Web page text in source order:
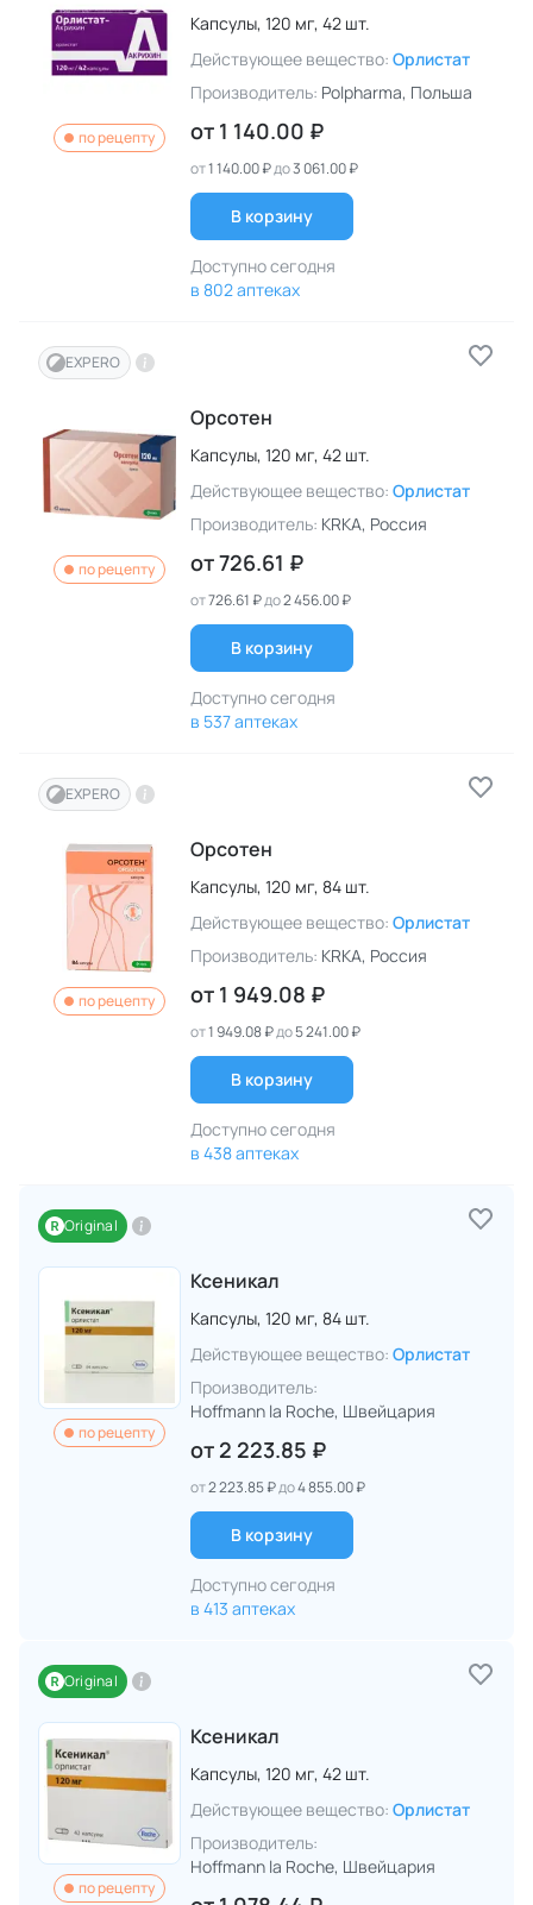
по рецепту
Капсулы, 120 мг, 42 шт.
Действующее вещество: Орлистат
Производитель: Polpharma, Польша
от 1 140.00 ₽
от1 140.00 ₽до3 061.00 ₽
В корзину
Доступно сегодня
в 802 аптеках
EXPERO
по рецепту
Орсотен
Капсулы, 120 мг, 42 шт.
Действующее вещество: Орлистат
Производитель: KRKA, Россия
от726.61 ₽
от726.61 ₽до2 456.00 ₽
В корзину
Доступно сегодня
в 537 аптеках
EXPERO
по рецепту
Орсотен
Капсулы, 120 мг, 84 шт.
Действующее вещество: Орлистат
Производитель: KRKA, Россия
от 1 949.08 ₽
от1 949.08 ₽до5 241.00 ₽
В корзину
Доступно сегодня
в 438 аптеках
Original
по рецепту
Ксеникал
Капсулы, 120 мг, 84 шт.
Действующее вещество: Орлистат
Производитель:
Hoffmann la Roche, Швейцария
от 2 223.85 ₽
от2 223.85 ₽до4 855.00 ₽
В корзину
Доступно сегодня
в 413 аптеках
Original
по рецепту
Ксеникал
Капсулы, 120 мг, 42 шт.
Действующее вещество: Орлистат
Производитель:
Hoffmann la Roche, Швейцария